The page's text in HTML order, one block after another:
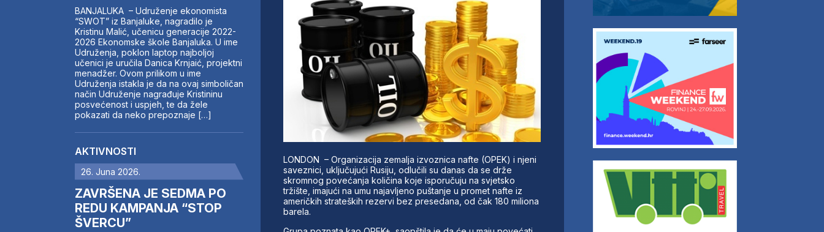
AKTIVNOSTI
SWOT INTERVJU
UČLANI SE
KONTAKT
BANJALUKA – Udruženje ekonomista
“SWOT” iz Banjaluke, nagradilo je
Kristinu Malić, učenicu generacije 2022-
2026 Ekonomske škole Banjaluka. U ime
Udruženja, poklon laptop najboljoj
učenici je uručila Danica Krnjaić, projektni
menadžer. Ovom prilikom u ime
Udruženja istakla je da na ovaj simboličan
način Udruženje nagrađuje Kristininu
posvećenost i uspjeh, te da žele
pokazati da neko prepoznaje […]
AKTIVNOSTI
26. Juna 2026.
ZAVRŠENA JE SEDMA PO
REDU KAMPANJA “STOP
ŠVERCU”
LONDON – Organizacija zemalja izvoznica nafte (OPEK) i njeni
saveznici, uključujući Rusiju, odlučili su danas da se drže
skromnog povećanja količina koje isporučuju na svjetsko
tržište, imajući na umu najavljeno puštanje u promet nafte iz
američkih strateških rezervi bez presedana, od čak 180 miliona
barela.